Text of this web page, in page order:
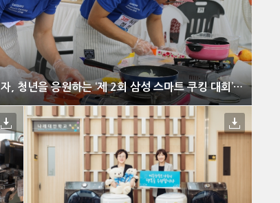
삼성전자, 청년을 응원하는 ‘제 2회 삼성 스마트 쿠킹 대회’ 개최